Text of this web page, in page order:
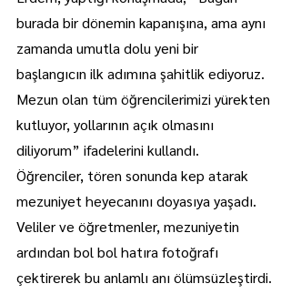
burada bir dönemin kapanışına, ama aynı
zamanda umutla dolu yeni bir
başlangıcın ilk adımına şahitlik ediyoruz.
Mezun olan tüm öğrencilerimizi yürekten
kutluyor, yollarının açık olmasını
diliyorum” ifadelerini kullandı.
Öğrenciler, tören sonunda kep atarak
mezuniyet heyecanını doyasıya yaşadı.
Veliler ve öğretmenler, mezuniyetin
ardından bol bol hatıra fotoğrafı
çektirerek bu anlamlı anı ölümsüzleştirdi.